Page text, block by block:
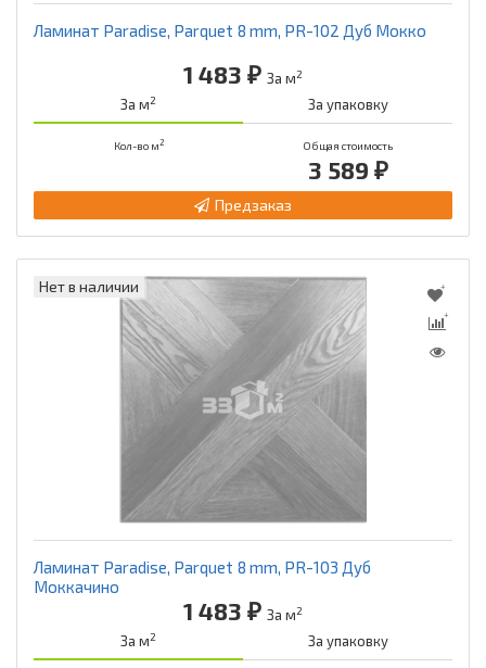
Ламинат Paradise, Parquet 8 mm, PR-102 Дуб Мокко
1 483 ₽ За м2
За м2 За упаковку
Кол-во м2 Общая стоимость
3 589 ₽
Предзаказ
Нет в наличии
Ламинат Paradise, Parquet 8 mm, PR-103 Дуб
Моккачино
1 483 ₽ За м2
За м2 За упаковку